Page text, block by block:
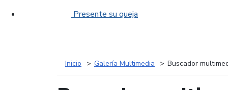
Presente su queja
Inicio Galería Multimedia Buscador